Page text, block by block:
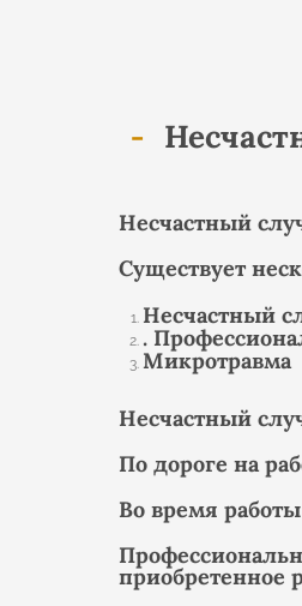
Несчастный
Существует
Несчастный
.
Микротравма
Несчастный
По дороге на
Во время
приобретенное